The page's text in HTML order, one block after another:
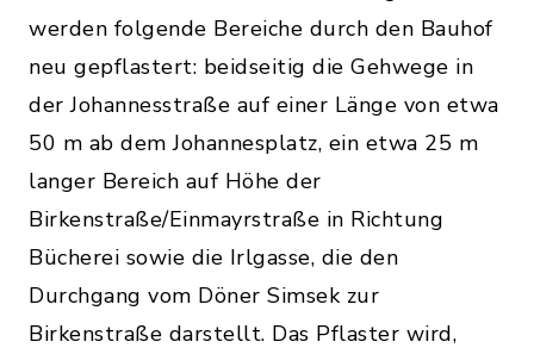
werden folgende Bereiche durch den Bauhof
neu gepflastert: beidseitig die Gehwege in
der Johannesstraße auf einer Länge von etwa
50 m ab dem Johannesplatz, ein etwa 25 m
langer Bereich auf Höhe der
Birkenstraße/Einmayrstraße in Richtung
Bücherei sowie die Irlgasse, die den
Durchgang vom Döner Simsek zur
Birkenstraße darstellt. Das Pflaster wird,